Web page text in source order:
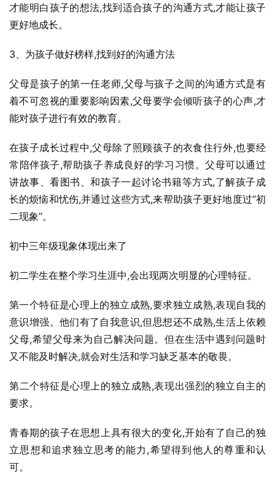
才能明白孩子的想法,找到适合孩子的沟通方式,才能让孩子
更好地成长。
3、为孩子做好榜样,找到好的沟通方法
父母是孩子的第一任老师,父母与孩子之间的沟通方式是有
着不可忽视的重要影响因素,父母要学会倾听孩子的心声,才
能对孩子进行有效的教育。
在孩子成长过程中,父母除了照顾孩子的衣食住行外,也要经
常陪伴孩子,帮助孩子养成良好的学习习惯。父母可以通过
讲故事、看图书、和孩子一起讨论书籍等方式,了解孩子成
长的烦恼和忧伤,并通过这些方式,来帮助孩子更好地度过“初
二现象”。
初中三年级现象体现出来了
初二学生在整个学习生涯中,会出现两次明显的心理特征。
第一个特征是心理上的独立成熟,要求独立成熟,表现自我的
意识增强。他们有了自我意识,但思想还不成熟,生活上依赖
父母,希望父母来为自己解决问题。但在生活中遇到问题时
又不能及时解决,就会对生活和学习缺乏基本的敬畏。
第二个特征是心理上的独立成熟,表现出强烈的独立自主的
要求。
青春期的孩子在思想上具有很大的变化,开始有了自己的独
立思想和追求独立思考的能力,希望得到他人的尊重和认
可。